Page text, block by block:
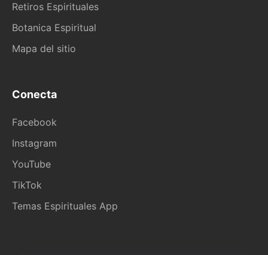
Retiros Espirituales
Botanica Espiritual
Mapa del sitio
Conecta
Facebook
Instagram
YouTube
TikTok
Temas Espirituales App